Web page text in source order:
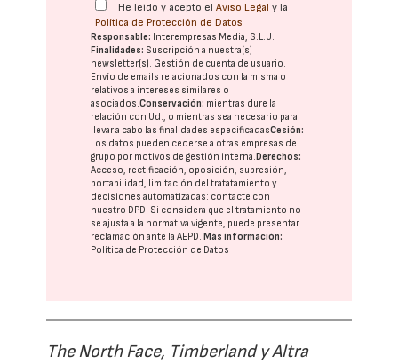
He leído y acepto elAviso Legal y la
Política de Protección de Datos
Responsable: Interempresas Media, S.L.U.
Finalidades: Suscripción a nuestra(s)
newsletter(s). Gestión de cuenta de usuario.
Envío de emails relacionados con la misma o
relativos a intereses similares o
asociados.Conservación: mientras dure la
relación con Ud., o mientras sea necesario para
llevar a cabo las finalidades especificadasCesión:
Los datos pueden cederse a otras empresas del
grupo por motivos de gestión interna. Derechos:
Acceso, rectificación, oposición, supresión,
portabilidad, limitación del tratatamiento y
decisiones automatizadas: contacte con
nuestro DPD. Si considera que el tratamiento no
se ajusta a la normativa vigente, puede presentar
reclamación ante laAEPD. Más información:
Política de Protección de Datos
The North Face, Timberland y Altra